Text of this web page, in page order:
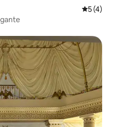
5 de
5 (4)
dos hóspedes